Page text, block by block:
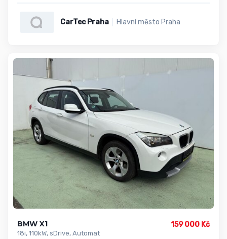
CarTec Praha Hlavní město Praha
BMW X1
18i, 110kW, sDrive, Automat
159 000 Kč